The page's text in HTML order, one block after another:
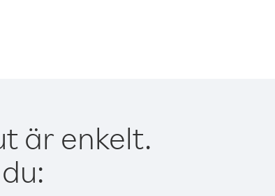
är enkelt.